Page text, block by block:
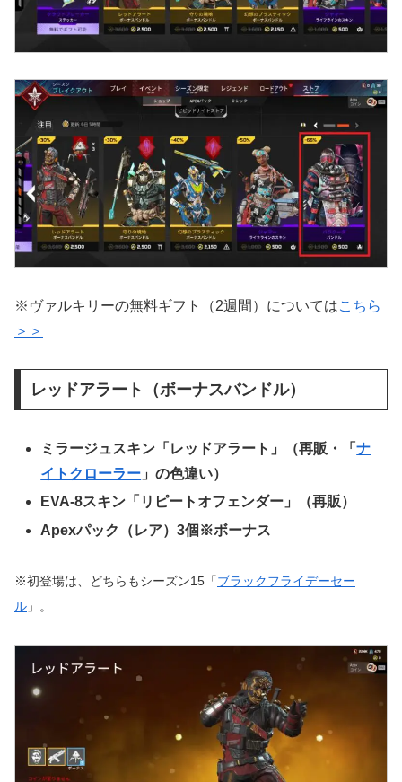
※ヴァルキリーの無料ギフト（2週間）についてはこちら
＞＞
レッドアラート（ボーナスバンドル）
ミラージュスキン「レッドアラート」（再販・「ナ
イトクローラー 」の色違い）
EVA-8スキン「リピートオフェンダー」（再販）
Apexパック（レア）3個※ボーナス
※初登場は、どちらもシーズン15「ブラックフライデーセー
ル 」。